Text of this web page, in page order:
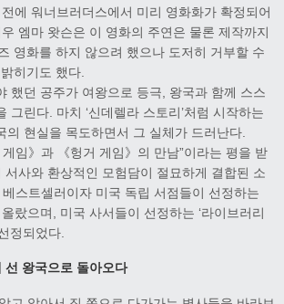
에 워너브러더스에서 미리 영화화가 확정되어
엠마 왓슨은 이 영화의 주연은 물론 제작까지
영화를 하지 않으려 했으나 도저히 거부할 수
히기도 했다.
했던 공주가 여왕으로 등극, 왕국과 함께 스스
그린다. 마치 ‘신데렐라 스토리’처럼 시작하는
의 현실을 목도하면서 그 실체가 드러난다.
임》과 《헝거 게임》의 만남”이라는 평을 받
서사와 환상적인 모험담이 절묘하게 결합된 소
스트셀러이자 미국 독립 서점들이 선정하는
랐으며, 미국 사서들이 선정하는 ‘라이브러리
정되었다.
선 왕국으로 돌아오다